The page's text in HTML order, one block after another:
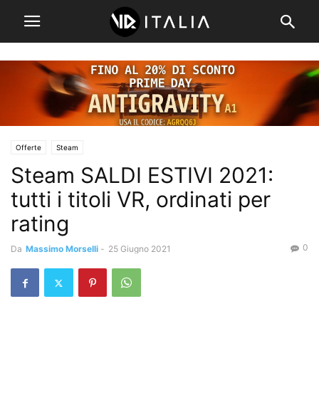
Offerte Steam
Steam SALDI ESTIVI 2021:
tutti i titoli VR, ordinati per
rating
Da Massimo Morselli - 25 Giugno 2021 0